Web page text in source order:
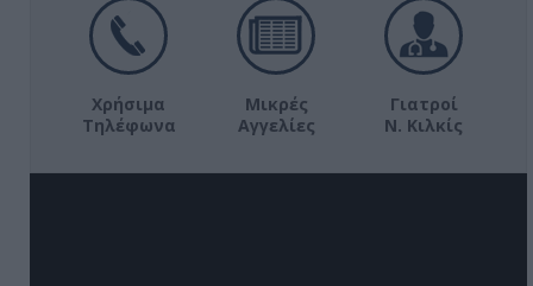
Χρήσιμα
Τηλέφωνα
Μικρές
Αγγελίες
Γιατροί
Ν. Κιλκίς